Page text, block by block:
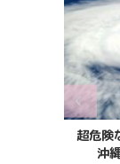
超危険
沖